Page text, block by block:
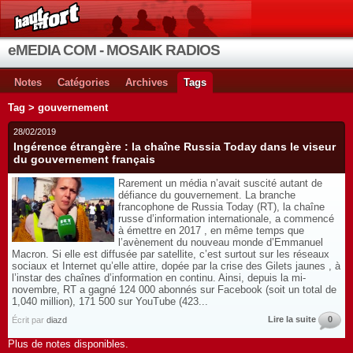
eMEDIA COM - MOSAIK RADIOS
Notes Catégories Archives Tags
Tag > gouvernement
28/02/2019
Ingérence étrangère : la chaîne Russia Today dans le viseur
du gouvernement français
Rarement un média n’avait suscité autant de
défiance du gouvernement. La branche
francophone de Russia Today (RT), la chaîne
russe d’information internationale, a commencé
à émettre en 2017 , en même temps que
l’avènement du nouveau monde d’Emmanuel
Macron. Si elle est diffusée par satellite, c’est surtout sur les réseaux
sociaux et Internet qu’elle attire, dopée par la crise des Gilets jaunes , à
l’instar des chaînes d’information en continu. Ainsi, depuis la mi-
novembre, RT a gagné 124 000 abonnés sur Facebook (soit un total de
1,040 million), 171 500 sur YouTube (423...
Écrit par diazd Lire la suite 0
Plus de notes disponibles.